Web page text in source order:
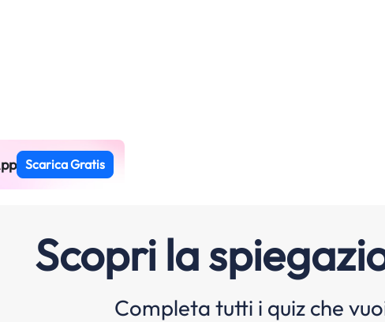
Scarica Gratis
Scopri la
Completa tutti i quiz che